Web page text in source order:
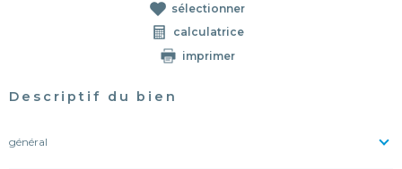
sélectionner
calculatrice
imprimer
Descriptif du bien
général